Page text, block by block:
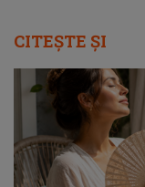
CITEȘTE ȘI